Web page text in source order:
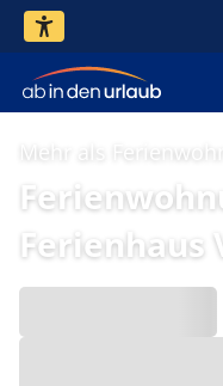
Mehr als
Ferienhaus